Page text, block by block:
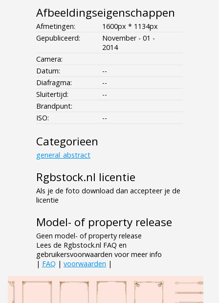
Afbeeldingseigenschappen
Afmetingen:
1600px * 1134px
Gepubliceerd:
November - 01 -
2014
Camera:
Datum:
--
Diafragma:
--
Sluitertijd:
--
Brandpunt:
ISO:
--
Categorieen
general_abstract
Rgbstock.nl licentie
Als je de foto download dan accepteer je de
licentie
Model- of property release
Geen model- of property release
Lees de Rgbstock.nl FAQ en
gebruikersvoorwaarden voor meer info
| FAQ | voorwaarden |